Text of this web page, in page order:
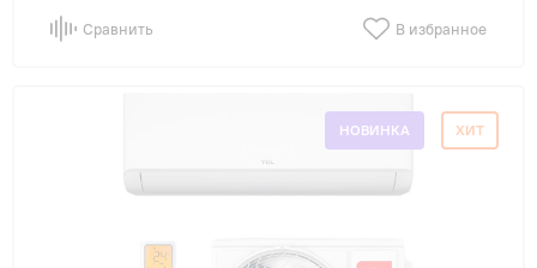
Сравнить В избранное
НОВИНКА ХИТ